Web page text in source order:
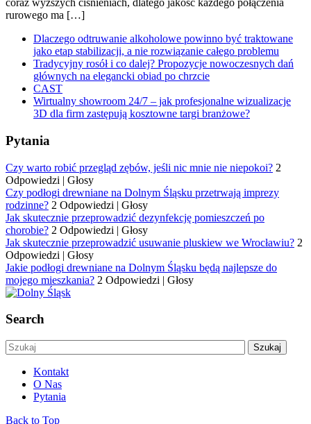
coraz wyższych ciśnieniach, dlatego jakość każdego połączenia
rurowego ma […]
Dlaczego odtruwanie alkoholowe powinno być traktowane
jako etap stabilizacji, a nie rozwiązanie całego problemu
Tradycyjny rosół i co dalej? Propozycje nowoczesnych dań
głównych na elegancki obiad po chrzcie
CAST
Wirtualny showroom 24/7 – jak profesjonalne wizualizacje
3D dla firm zastępują kosztowne targi branżowe?
Pytania
Czy warto robić przegląd zębów, jeśli nic mnie nie niepokoi? 2
Odpowiedzi | Głosy
Czy podłogi drewniane na Dolnym Śląsku przetrwają imprezy
rodzinne? 2 Odpowiedzi | Głosy
Jak skutecznie przeprowadzić dezynfekcję pomieszczeń po
chorobie? 2 Odpowiedzi | Głosy
Jak skutecznie przeprowadzić usuwanie pluskiew we Wrocławiu? 2
Odpowiedzi | Głosy
Jakie podłogi drewniane na Dolnym Śląsku będą najlepsze do
mojego mieszkania? 2 Odpowiedzi | Głosy
Search
Kontakt
O Nas
Pytania
Back to Top